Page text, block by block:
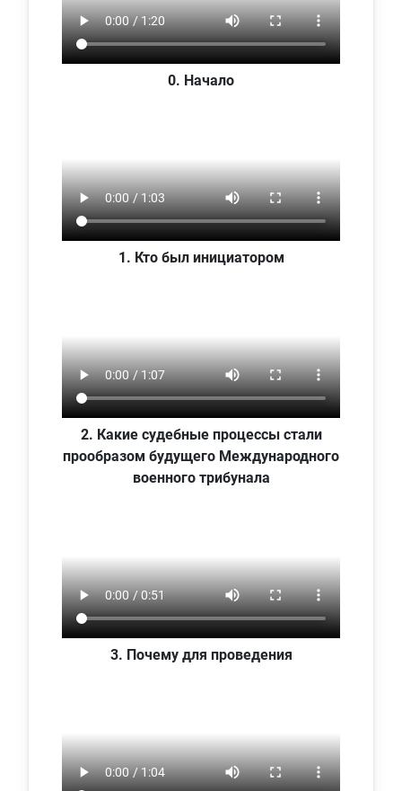
0. Начало
1. Кто был инициатором
2. Какие судебные процессы стали
прообразом будущего Международного
военного трибунала
3. Почему для проведения